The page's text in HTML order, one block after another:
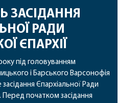
ЗАСІДАННЯ
РАДИ
ЄПАРХІЇ
під головуванням
і Барського Варсонофія
Єпархіальної Ради
Перед початком засідання